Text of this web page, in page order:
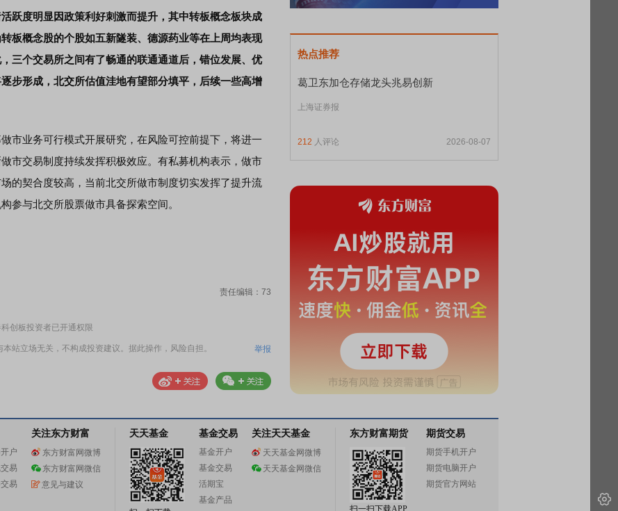
跃度明显因政策利好刺激而提升，其中转板概念板块成
板概念股的个股如五新隧装、德源药业等在上周均表现
三个交易所之间有了畅通的联通通道后，错位发展、优
步形成，北交所估值洼地有望部分填平，后续一些高增
市业务可行模式开展研究，在风险可控前提下，将进一
市交易制度持续发挥积极效应。有私募机构表示，做市
的契合度较高，当前北交所做市制度切实发挥了提升流
参与北交所股票做市具备探索空间。
责任编辑：73
创板投资者已开通权限
站立场无关，不构成投资建议。据此操作，风险自担。 举报
热点推荐
葛卫东加仓存储龙头兆易创新
上海证券报
212 人评论 2026-08-07
户
易
易
关注东方财富
东方财富网微博
东方财富网微信
意见与建议
天天基金 基金交易
基金开户
基金交易
活期宝
基金产品
关注天天基金
天天基金网微博
天天基金网微信
东方财富期货
扫一扫下载APP
期货交易
期货手机开户
期货电脑开户
期货官方网站